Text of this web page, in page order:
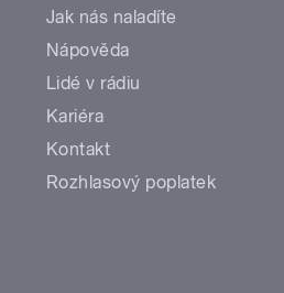
Jak nás naladíte
Nápověda
Lidé v rádiu
Kariéra
Kontakt
Rozhlasový poplatek